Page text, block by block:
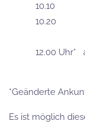
10.10
10.20
12.00 Uhr*
*Geänderte
Es ist möglich